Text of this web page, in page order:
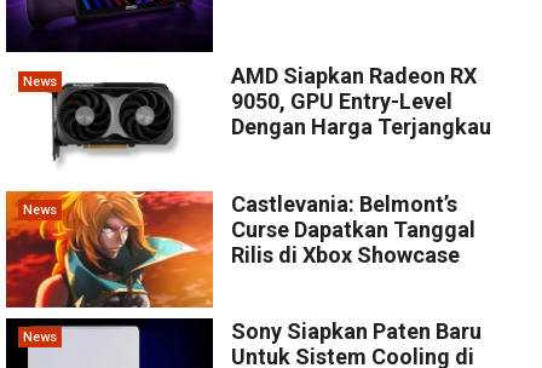
News
AMD Siapkan Radeon RX
9050, GPU Entry-Level
Dengan Harga Terjangkau
News
Castlevania: Belmont’s
Curse Dapatkan Tanggal
Rilis di Xbox Showcase
News
Sony Siapkan Paten Baru
Untuk Sistem Cooling di